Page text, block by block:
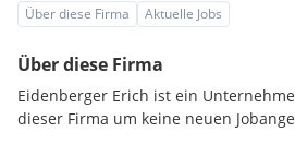
Über diese Firma Aktuelle Jobs
Über diese Firma
Eidenberger Erich ist ein
dieser Firma um keine neuen